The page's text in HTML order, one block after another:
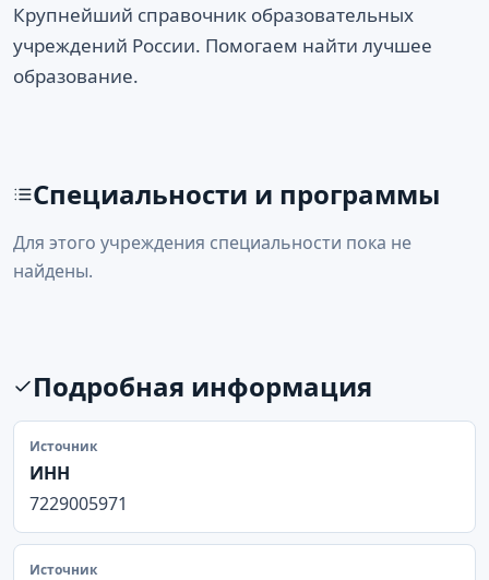
Крупнейший справочник образовательных
учреждений России. Помогаем найти лучшее
образование.
Специальности и программы
Для этого учреждения специальности пока не
найдены.
Подробная информация
Источник
ИНН
7229005971
Источник